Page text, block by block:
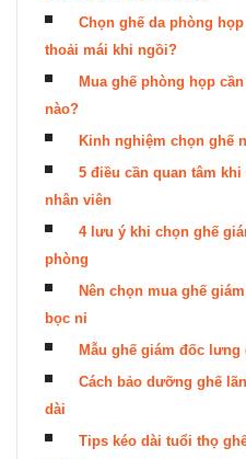
Chọn ghế da phòng
thoải mái khi ngồi?
Mua ghế phòng họp
nào?
Kinh nghiệm chọn ghế
5 điều cần quan tâm
nhân viên
4 lưu ý khi chọn ghế
phòng
Nên chọn mua ghế
bọc nỉ
Mẫu ghế giám đốc
Cách bảo dưỡng ghế
dài
Tips kéo dài tuổi thọ